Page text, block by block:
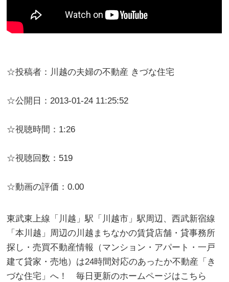
☆投稿者：川越の夫婦の不動産 きづな住宅
☆公開日：2013-01-24 11:25:52
☆視聴時間：1:26
☆視聴回数：519
☆動画の評価：0.00
東武東上線「川越」駅「川越市」駅周辺、西武新宿線
「本川越」周辺の川越まちなかの賃貸店舗・貸事務所
探し・売買不動産情報（マンション・アパート・一戸
建て貸家・売地）は24時間対応のあったか不動産「き
づな住宅」へ！ 毎日更新のホームページはこちら